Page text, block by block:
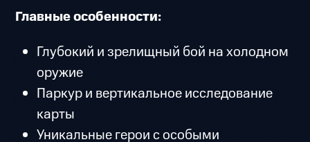
Главные особенности:
Глубокий и зрелищный бой на холодном
оружие
Паркур и вертикальное исследование
карты
Уникальные герои с особыми